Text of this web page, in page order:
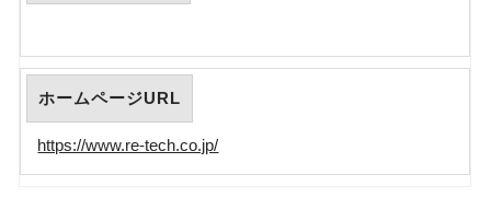
ホームページURL
https://www.re-tech.co.jp/